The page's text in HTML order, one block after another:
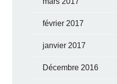
février 2017
janvier 2017
Décembre 2016